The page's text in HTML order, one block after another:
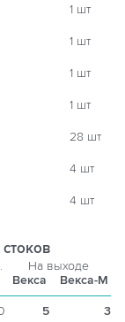
1 шт
1 шт
1 шт
1 шт
28 шт
4 шт
4 шт
На выходе
Векса
Векса-М
5 3